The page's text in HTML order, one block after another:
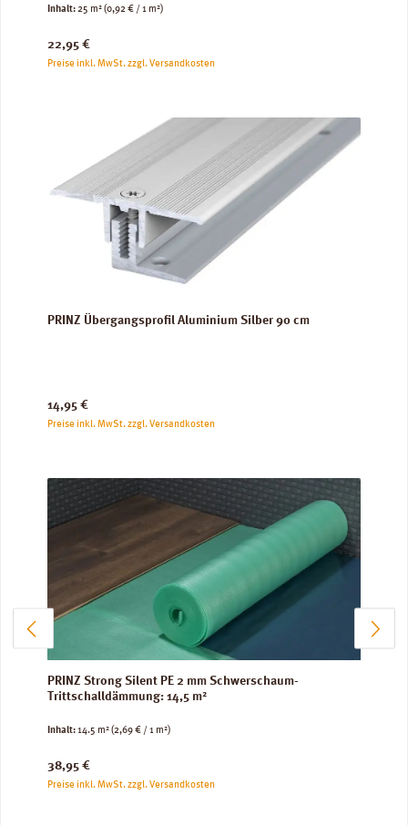
Inhalt:25 m²(0,92 € / 1 m²)
Regulärer Preis:
22,95 €
Preise inkl. MwSt. zzgl. Versandkosten
PRINZ Übergangsprofil Aluminium Silber 90 cm
Regulärer Preis:
14,95 €
Preise inkl. MwSt. zzgl. Versandkosten
PRINZ Strong Silent PE 2 mm Schwerschaum-
Trittschalldämmung: 14,5 m²
Inhalt:14.5 m²(2,69 € / 1 m²)
Regulärer Preis:
38,95 €
Preise inkl. MwSt. zzgl. Versandkosten